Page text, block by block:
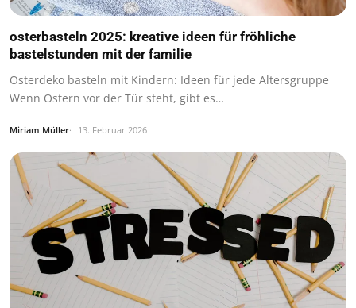
osterbasteln 2025: kreative ideen für fröhliche
bastelstunden mit der familie
Osterdeko basteln mit Kindern: Ideen für jede Altersgruppe
Wenn Ostern vor der Tür steht, gibt es…
Miriam Müller 13. Februar 2026